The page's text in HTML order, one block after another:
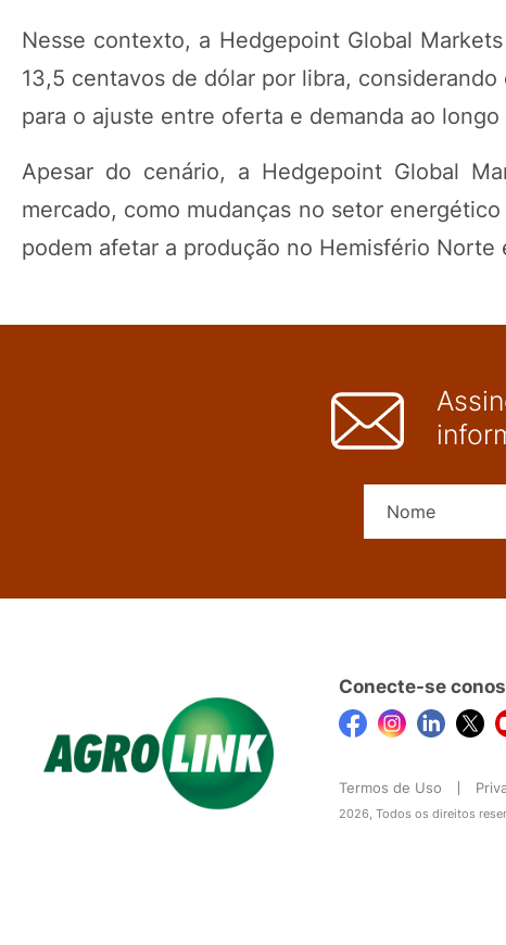
Nesse contexto, a Hedgepoint Global
13,5 centavos de dólar por libra,
para o ajuste entre oferta e demanda ao longo
Apesar do cenário, a Hedgepoint Global
mercado, como mudanças no setor
podem afetar a produção no Hemisfério
Conecte-se
Termos de Uso
2026, Todos os direitos